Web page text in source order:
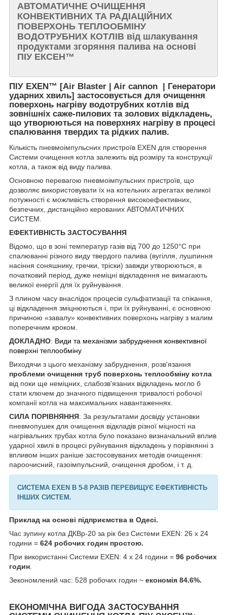
АВТОМАТИЧНЕ ОЧИЩЕННЯ
КОНВЕКТИВНИХ ТА РАДІАЦІЙНИХ
ПОВЕРХОНЬ ТЕПЛООБМІНУ
ВОДОТРУБНИХ КОТЛІВ від шлакування
продуктами згоряння палива на основі
ПІУ ЕКСЕН™
ПІУ EXEN ™ [Air Blaster | Air cannon | Генератори
ударних хвиль] застосовується для очищення
поверхонь нагріву водотрубних котлів від
зовнішніх саже-пилових та золових відкладень,
що утворюються на поверхнях нагріву в процесі
спалювання твердих та рідких палив.
Кількість пневмоімпульсних пристроїв EXEN для створення
Системи очищення котла залежить від розміру та конструкції
котла, а також від виду палива.
Основною перевагою пневмоімпульсних пристроїв, що
дозволяє використовувати їх на котельних агрегатах великої
потужності є можливість створення високоефективних,
безпечних, дистанційно керованих АВТОМАТИЧНИХ
СИСТЕМ.
ЕФЕКТИВНІСТЬ ЗАСТОСУВАННЯ
Відомо, що в зоні температур газів від 700 до 1250°C при
спалюванні різного виду твердого палива (вугілля, лушпиння
насіння соняшнику, гречки, тріски) завжди утворюються, в
початковий період, дуже неміцні відкладення не вимагають
великої енергії для їх руйнування.
З плином часу внаслідок процесів сульфатизації та спікання,
ці відкладення зміцнюються і, при їх руйнуванні, є основною
причиною «завалу» конвективних поверхонь нагріву з малим
поперечним кроком.
ДОКЛАДНО: Види та механізми забруднення конвективної
поверхні теплообміну
Виходячи з цього механізму забруднення, розв'язання
проблеми очищення труб поверхонь теплообміну котла
від поки ще неміцних, слабозв'язаних відкладень могло б
стати ключем до значного підвищення тривалості робочої
компанії котла на максимальних навантаженнях.
СИЛА ПОРІВНЯННЯ: За результатами досвіду установки
пневмопушек для очищення відкладів різної міцності на
нагрівальних трубах котла було показано визначальний вплив
ударної хвилі в процесі руйнування відкладень у порівнянні з
впливом інших раніше застосовуваних методів очищення:
пароочисний, газоімпульсний, очищення дробом, і т. д.
СИСТЕМА EXEN В 5-8 РАЗІВ ПЕРЕВИЩУЄ ЕФЕКТИВНІСТЬ
ІНШИХ СИСТЕМ .
Приклад на основі підприємства в Одесі.
Час зупину котла ДКВр-20 за рік без Системи EXEN: 26 x 24
години = 624 робочих годин простою.
При використанні Системи EXEN: 4 x 24 години = 96 робочих
годин
Зекономлений час: 528 робочих годин ~ економія 84.6%.
ЕКОНОМІЧНА ВИГОДА ЗАСТОСУВАННЯ